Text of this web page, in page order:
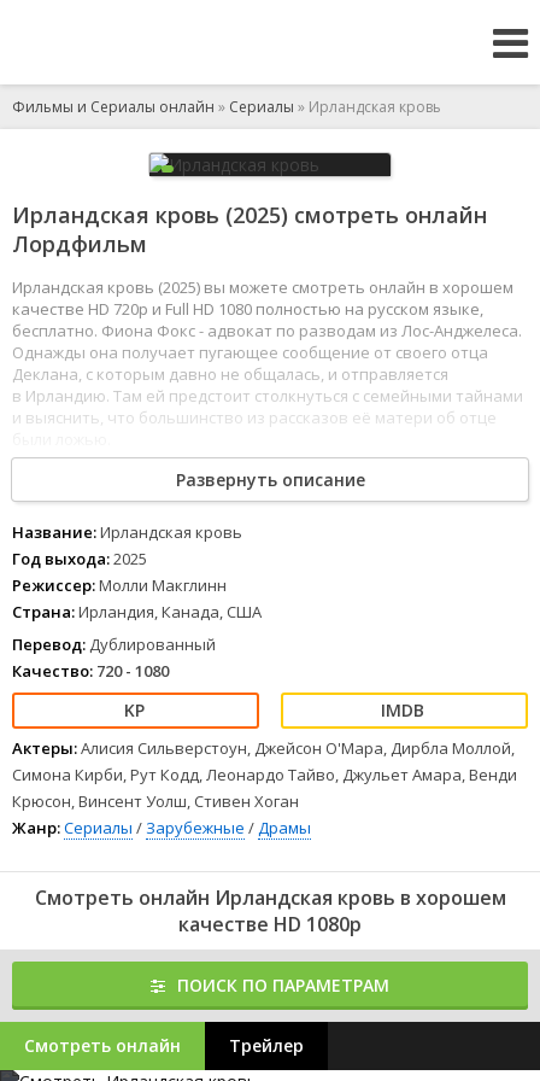
Фильмы и Сериалы онлайн » Сериалы » Ирландская кровь
Ирландская кровь (2025) смотреть онлайн
Лордфильм
Ирландская кровь (2025) вы можете смотреть онлайн в хорошем
качестве HD 720p и Full HD 1080 полностью на русском языке,
бесплатно. Фиона Фокс - адвокат по разводам из Лос-Анджелеса.
Однажды она получает пугающее сообщение от своего отца
Деклана, с которым давно не общалась, и отправляется
в Ирландию. Там ей предстоит столкнуться с семейными тайнами
и выяснить, что большинство из рассказов её матери об отце
12345 678
Развернуть описание
Название:Ирландская кровь
Год выхода:2025
Режиссер:Молли Макглинн
Страна:Ирландия, Канада, США
Перевод: Дублированный
Качество: 720 - 1080
Актеры:Алисия Сильверстоун, Джейсон О'Мара, Дирбла Моллой,
Симона Кирби, Рут Кодд, Леонардо Тайво, Джульет Амара, Венди
Крюсон, Винсент Уолш, Стивен Хоган
Жанр:Сериалы / Зарубежные /Драмы
Смотреть онлайн Ирландская кровь в хорошем
качестве HD 1080p
ПОИСК ПО ПАРАМЕТРАМ
Смотреть онлайн Трейлер